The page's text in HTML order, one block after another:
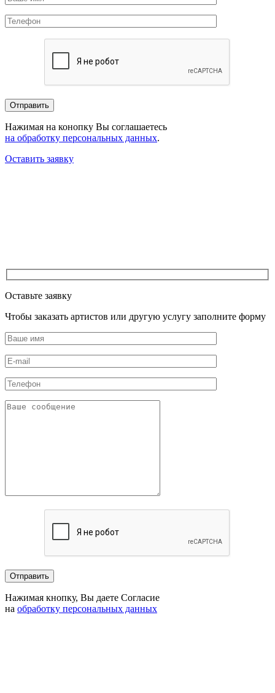
Нажимая на конопку Вы соглашаетесь
на обработку персональных данных.
Оставить заявку
Оставьте заявку
Чтобы заказать артистов или другую услугу заполните форму
Нажимая кнопку, Вы даете Согласие
на обработку персональных данных